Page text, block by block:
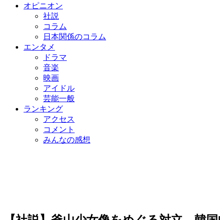
オピニオン
社説
コラム
日本関係のコラム
エンタメ
ドラマ
音楽
映画
アイドル
芸能一般
ランキング
アクセス
コメント
みんなの感想